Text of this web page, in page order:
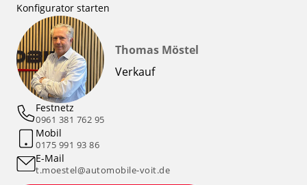
Konfigurator starten
Thomas Möstel
Verkauf
Festnetz
0961 381 762 95
Mobil
0175 991 93 86
E-Mail
t.moestel@automobile-voit.de